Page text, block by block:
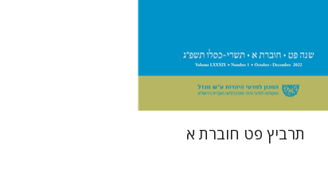
$29
$26
תרביץ פט חוברת א